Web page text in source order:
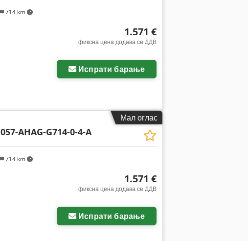
714 km
1.571 €
фиксна цена додава се ДДВ
Испрати барање
Мал оглас
714 km
057-AHAG-G714-0-4-A
1.571 €
фиксна цена додава се ДДВ
Испрати барање